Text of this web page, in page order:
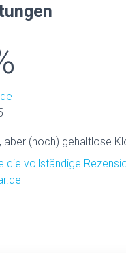
aber (noch) gehaltlose
die vollständige